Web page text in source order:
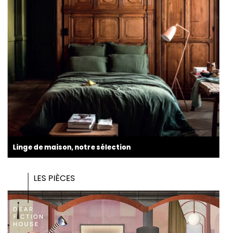
Linge de maison, notre sélection
LES PIÈCES